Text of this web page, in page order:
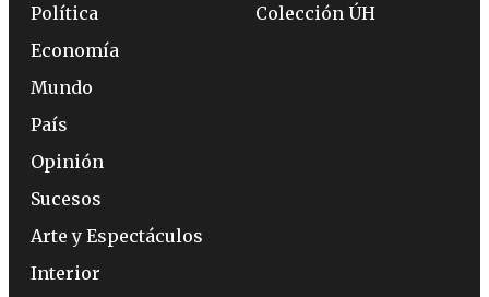
Política
Economía
Mundo
País
Opinión
Sucesos
Arte y Espectáculos
Interior
Colección ÚH